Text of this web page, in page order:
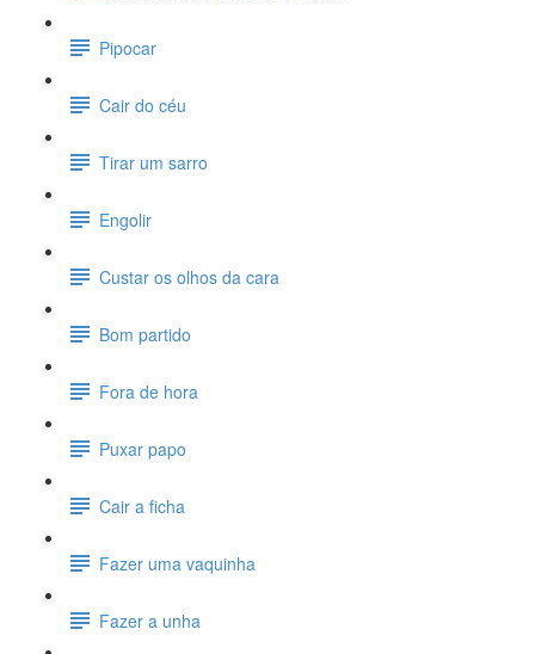
Pipocar
Cair do céu
Tirar um sarro
Engolir
Custar os olhos da cara
Bom partido
Fora de hora
Puxar papo
Cair a ficha
Fazer uma vaquinha
Fazer a unha